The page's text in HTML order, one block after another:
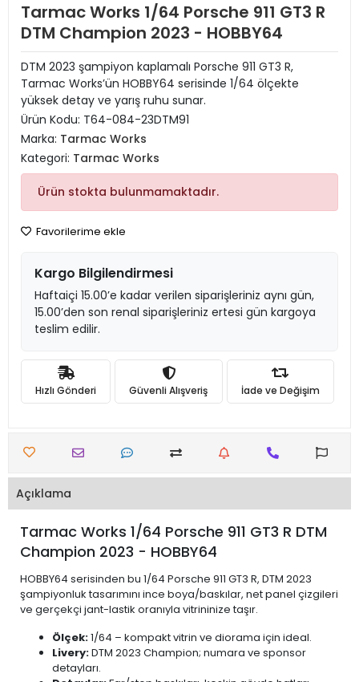
Tarmac Works 1/64 Porsche 911 GT3 R
DTM Champion 2023 - HOBBY64
DTM 2023 şampiyon kaplamalı Porsche 911 GT3 R,
Tarmac Works’ün HOBBY64 serisinde 1/64 ölçekte
yüksek detay ve yarış ruhu sunar.
Ürün Kodu: T64-084-23DTM91
Marka: Tarmac Works
Kategori: Tarmac Works
Ürün stokta bulunmamaktadır.
Favorilerime ekle
Kargo Bilgilendirmesi
Haftaiçi 15.00’e kadar verilen siparişleriniz aynı gün,
15.00’den son renal siparişleriniz ertesi gün kargoya
teslim edilir.
Hızlı Gönderi Güvenli Alışveriş İade ve Değişim
Açıklama
Tarmac Works 1/64 Porsche 911 GT3 R DTM
Champion 2023 - HOBBY64
HOBBY64 serisinden bu 1/64 Porsche 911 GT3 R, DTM 2023
şampiyonluk tasarımını ince boya/baskılar, net panel çizgileri
ve gerçekçi jant-lastik oranıyla vitrininize taşır.
Ölçek:1/64 – kompakt vitrin ve diorama için ideal.
Livery:DTM 2023 Champion; numara ve sponsor
detayları.